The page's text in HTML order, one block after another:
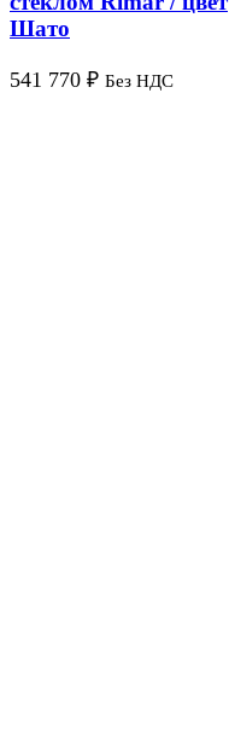
Шато
541 770 ₽ Без НДС